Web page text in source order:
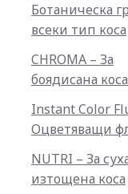
Ботаническа
всеки тип коса
CHROMA – За
боядисана коса
Instant Color
Оцветяващи
NUTRI – За
изтощена коса